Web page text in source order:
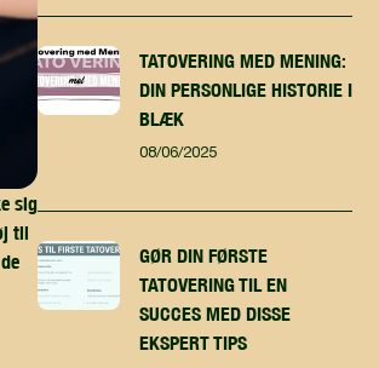
sig
til
TATOVERING MED MENING:
DIN PERSONLIGE HISTORIE I
BLÆK
08/06/2025
GØR DIN FØRSTE
TATOVERING TIL EN
SUCCES MED DISSE
EKSPERT TIPS